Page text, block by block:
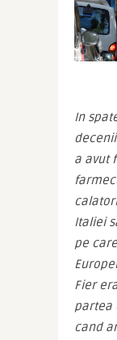
In
a avut
Italiei
pe
Fier
partea
cand